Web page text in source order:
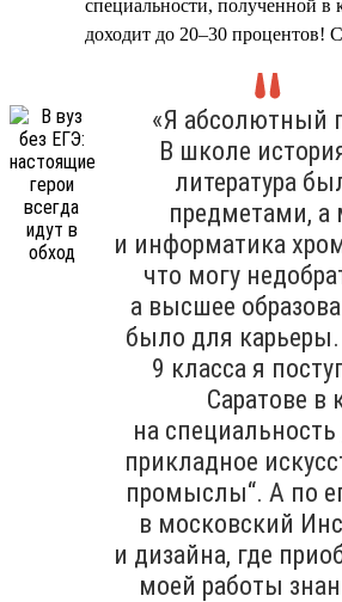
специальности, полученной в
доходит до 20–30 процентов!
«Я абсолютный
В школе
литература
предметами, а
и информатика
что могу
а высшее
было для
9 класса я
Саратове в
на
прикладное
промыслы“. А по
в московский
и дизайна, где
моей работы